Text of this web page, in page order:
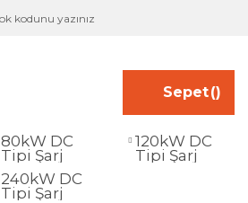
Sepet()
80kW DC
Tipi Şarj
Cihazı (1)
120kW DC
Tipi Şarj
240kW DC
Tipi Şarj